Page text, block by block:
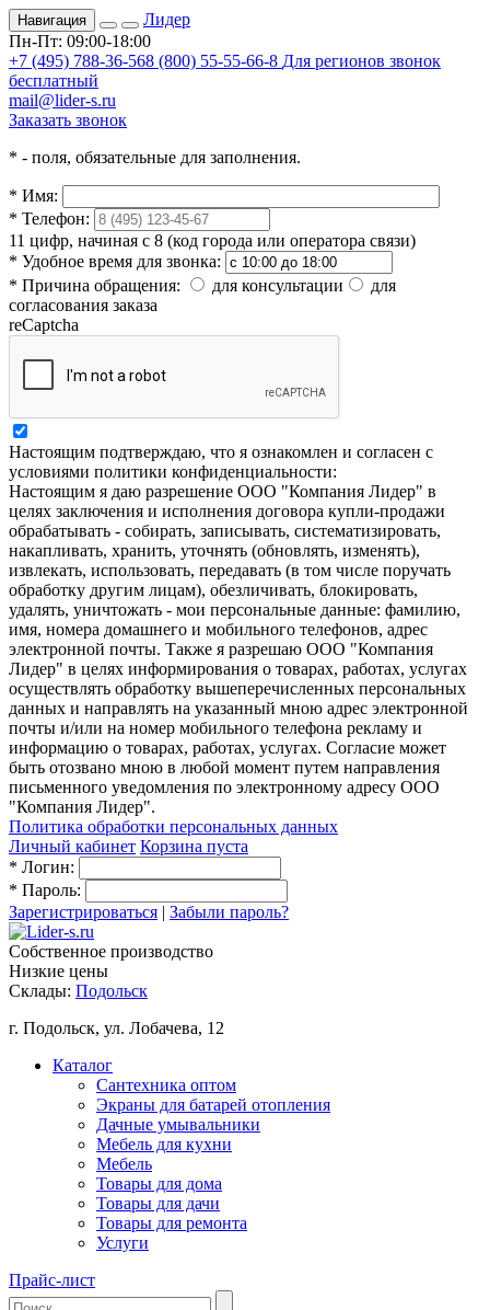
Навигация
Лидер
Пн-Пт: 09:00-18:00
+7 (495) 788-36-568 (800) 55-55-66-8 Для регионов звонок
бесплатный
mail@lider-s.ru
Заказать звонок
* - поля, обязательные для заполнения.
* Имя:
* Телефон:
11 цифр, начиная с 8 (код города или оператора связи)
* Удобное время для звонка:
* Причина обращения: для консультации
для
согласования заказа
reCaptcha
Настоящим подтверждаю, что я ознакомлен и согласен с
условиями политики конфиденциальности:
Настоящим я даю разрешение ООО "Компания Лидер" в
целях заключения и исполнения договора купли-продажи
обрабатывать - собирать, записывать, систематизировать,
накапливать, хранить, уточнять (обновлять, изменять),
извлекать, использовать, передавать (в том числе поручать
обработку другим лицам), обезличивать, блокировать,
удалять, уничтожать - мои персональные данные: фамилию,
имя, номера домашнего и мобильного телефонов, адрес
электронной почты. Также я разрешаю ООО "Компания
Лидер" в целях информирования о товарах, работах, услугах
осуществлять обработку вышеперечисленных персональных
данных и направлять на указанный мною адрес электронной
почты и/или на номер мобильного телефона рекламу и
информацию о товарах, работах, услугах. Согласие может
быть отозвано мною в любой момент путем направления
письменного уведомления по электронному адресу ООО
"Компания Лидер".
Политика обработки персональных данных
Личный кабинет Корзина пуста
* Логин:
* Пароль:
Зарегистрироваться | Забыли пароль?
Собственное производство
Низкие цены
Склады: Подольск
г. Подольск, ул. Лобачева, 12
Каталог
Сантехника оптом
Экраны для батарей отопления
Дачные умывальники
Мебель для кухни
Мебель
Товары для дома
Товары для дачи
Товары для ремонта
Услуги
Прайс-лист